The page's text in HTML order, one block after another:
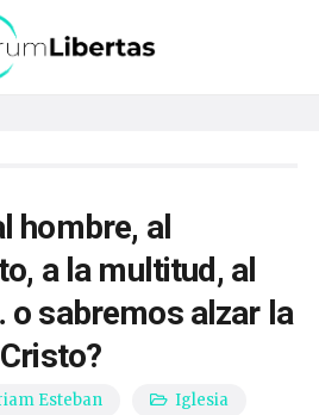
hombre, al
a la multitud, al
sabremos alzar la
Esteban Iglesia